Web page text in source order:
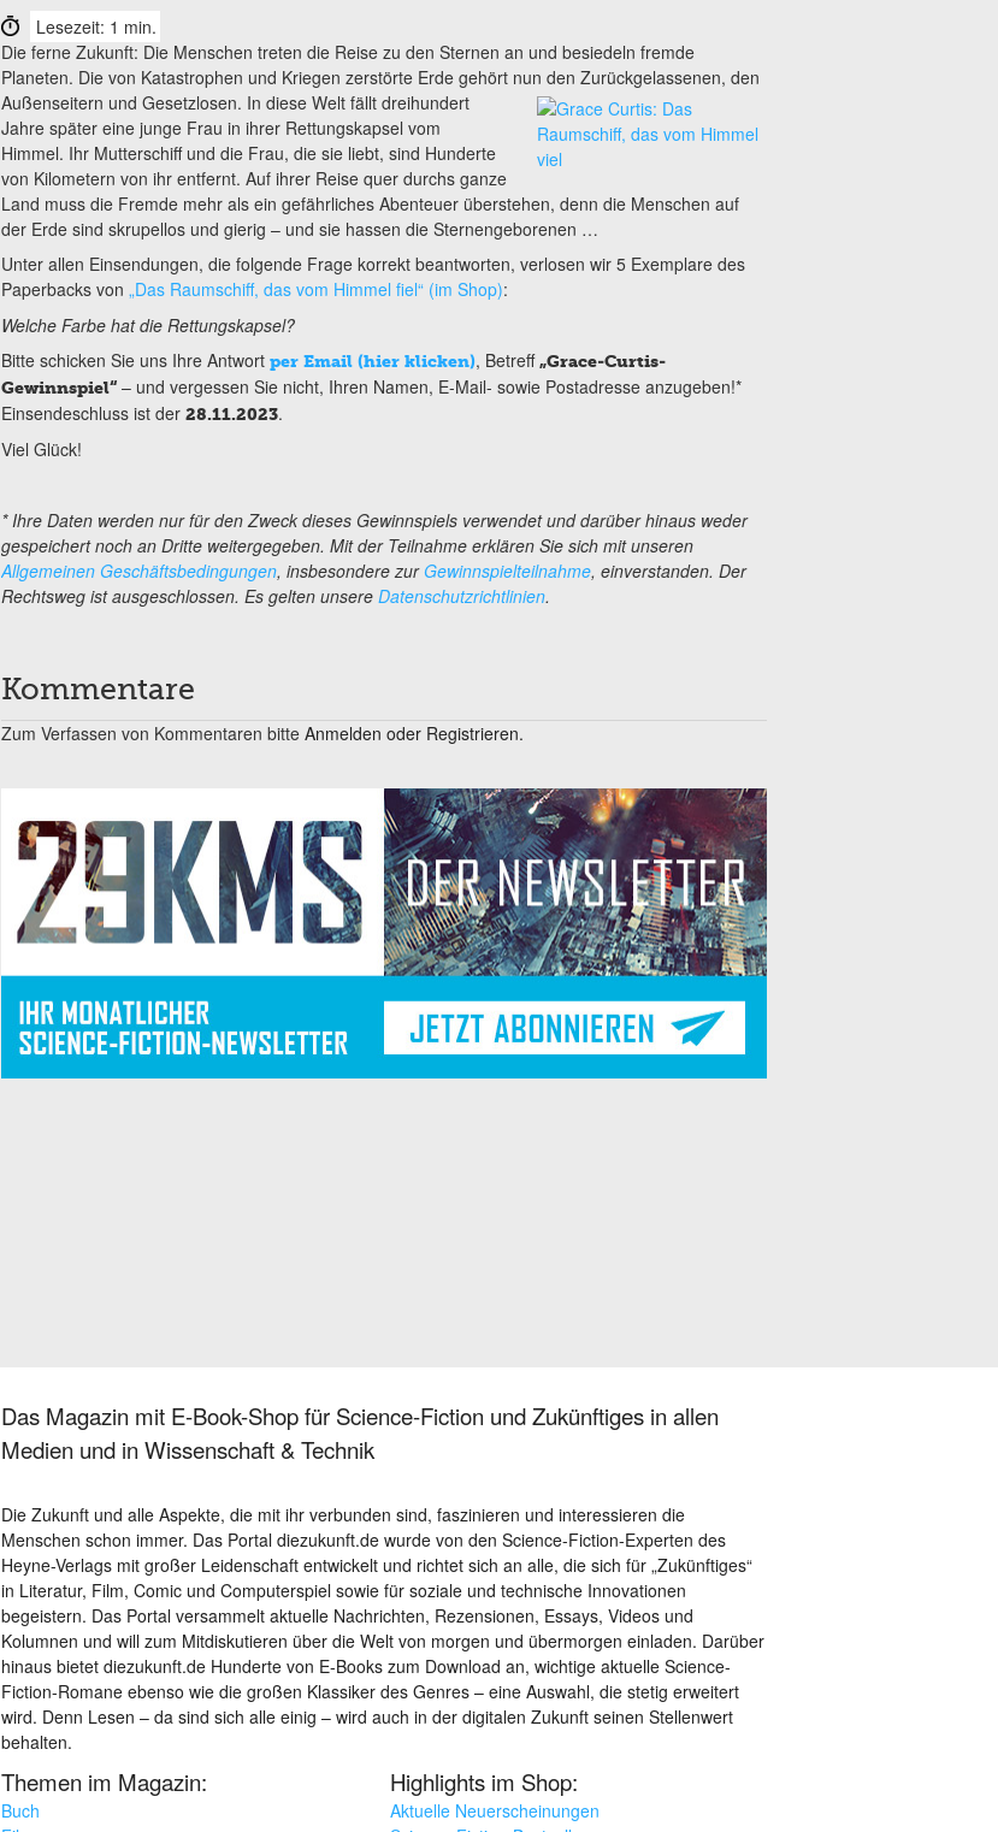
Lesezeit: 1 min.
Die ferne Zukunft: Die Menschen treten die Reise zu den Sternen an und besiedeln fremde
Planeten. Die von Katastrophen und Kriegen zerstörte Erde gehört nun den Zurückgelassenen, den
Außenseitern und Gesetzlosen. In diese Welt fällt dreihundert
Jahre später eine junge Frau in ihrer Rettungskapsel vom
Himmel. Ihr Mutterschiff und die Frau, die sie liebt, sind Hunderte
von Kilometern von ihr entfernt. Auf ihrer Reise quer durchs ganze
Land muss die Fremde mehr als ein gefährliches Abenteuer überstehen, denn die Menschen auf
der Erde sind skrupellos und gierig – und sie hassen die Sternengeborenen …
Unter allen Einsendungen, die folgende Frage korrekt beantworten, verlosen wir 5 Exemplare des
Paperbacks von „Das Raumschiff, das vom Himmel fiel“ (im Shop):
Welche Farbe hat die Rettungskapsel?
Bitte schicken Sie uns Ihre Antwort per Email (hier klicken), Betreff„Grace-Curtis-
Gewinnspiel“– und vergessen Sie nicht, Ihren Namen, E-Mail- sowie Postadresse anzugeben!*
Einsendeschluss ist der 28.11.2023.
Viel Glück!
* Ihre Daten werden nur für den Zweck dieses Gewinnspiels verwendet und darüber hinaus weder
gespeichert noch an Dritte weitergegeben. Mit der Teilnahme erklären Sie sich mit unseren
Allgemeinen Geschäftsbedingungen, insbesondere zurGewinnspielteilnahme, einverstanden. Der
Rechtsweg ist ausgeschlossen. Es gelten unsere Datenschutzrichtlinien.
Kommentare
Zum Verfassen von Kommentaren bitte Anmelden oder Registrieren.
Das Magazin mit E-Book-Shop für Science-Fiction und Zukünftiges in allen
Medien und in Wissenschaft & Technik
Die Zukunft und alle Aspekte, die mit ihr verbunden sind, faszinieren und interessieren die
Menschen schon immer. Das Portal diezukunft.de wurde von den Science-Fiction-Experten des
Heyne-Verlags mit großer Leidenschaft entwickelt und richtet sich an alle, die sich für „Zukünftiges“
in Literatur, Film, Comic und Computerspiel sowie für soziale und technische Innovationen
begeistern. Das Portal versammelt aktuelle Nachrichten, Rezensionen, Essays, Videos und
Kolumnen und will zum Mitdiskutieren über die Welt von morgen und übermorgen einladen. Darüber
hinaus bietet diezukunft.de Hunderte von E-Books zum Download an, wichtige aktuelle Science-
Fiction-Romane ebenso wie die großen Klassiker des Genres – eine Auswahl, die stetig erweitert
wird. Denn Lesen – da sind sich alle einig – wird auch in der digitalen Zukunft seinen Stellenwert
behalten.
Themen im Magazin:
Buch
Highlights im Shop:
Aktuelle Neuerscheinungen